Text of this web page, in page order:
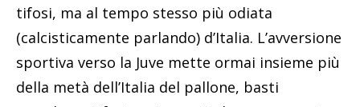
tifosi, ma al tempo stesso più odiata
(calcisticamente parlando) d’Italia. L’avversione
sportiva verso la Juve mette ormai insieme più
della metà dell’Italia del pallone, basti